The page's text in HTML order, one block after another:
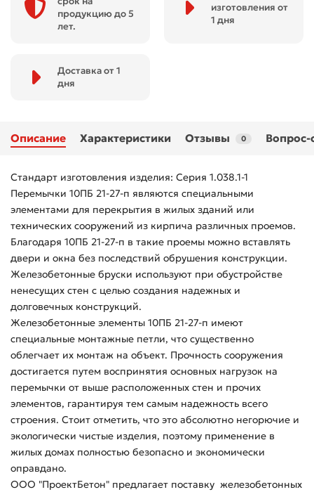
продукцию до 5
лет.
изготовления от
1 дня
Доставка от 1
дня
Описание Характеристики Отзывы 0 Вопрос-
Стандарт изготовления изделия: Серия 1.038.1-1
Перемычки 10ПБ 21-27-п являются специальными
элементами для перекрытия в жилых зданий или
технических сооружений из кирпича различных проемов.
Благодаря 10ПБ 21-27-п в такие проемы можно вставлять
двери и окна без последствий обрушения конструкции.
Железобетонные бруски используют при обустройстве
ненесущих стен с целью создания надежных и
долговечных конструкций.
Железобетонные элементы 10ПБ 21-27-п имеют
специальные монтажные петли, что существенно
облегчает их монтаж на объект. Прочность сооружения
достигается путем воспринятия основных нагрузок на
перемычки от выше расположенных стен и прочих
элементов, гарантируя тем самым надежность всего
строения. Стоит отметить, что это абсолютно негорючие и
экологически чистые изделия, поэтому применение в
жилых домах полностью безопасно и экономически
оправдано.
ООО "ПроектБетон" предлагает поставку железобетонных